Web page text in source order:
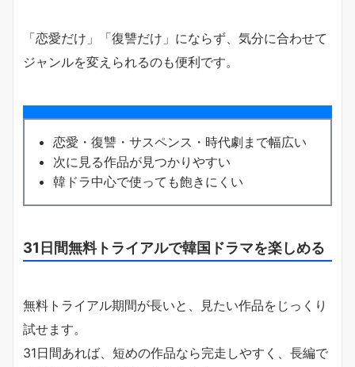
「恋愛だけ」「復讐だけ」にならず、気分に合わせて
ジャンルを変えられるのも便利です。
恋愛・復讐・サスペンス・時代劇まで幅広い
次に見る作品が見つかりやすい
韓ドラ中心で使っても飽きにくい
31日間無料トライアルで韓国ドラマを楽しめる
無料トライアル期間が長いと、見たい作品をじっくり
試せます。
31日間あれば、短めの作品なら完走しやすく、長編で